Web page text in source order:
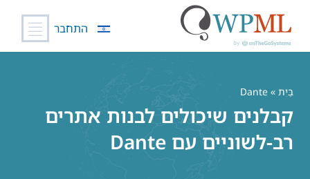
התחבר
בַּיִת » Dante
קבלנים שיכולים לבנות אתרים
רב-לשוניים עם Dante